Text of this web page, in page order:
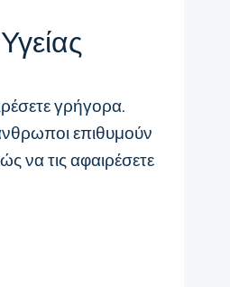
γρήγορα.
επιθυμούν
να τις αφαιρέσετε